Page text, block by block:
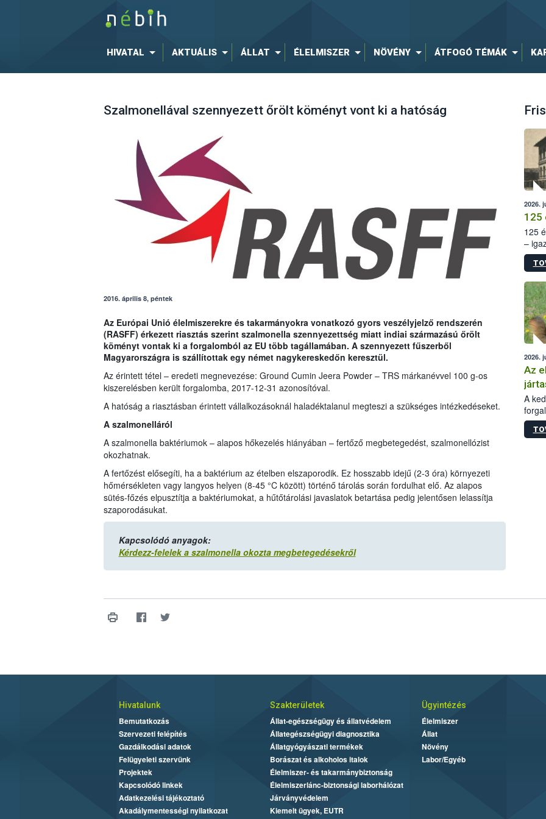
HIVATAL AKTUÁLIS ÁLLAT ÉLELMISZER NÖVÉNY ÁTFOGÓ TÉMÁK
Szalmonellával szennyezett őrölt köményt vont ki a hatóság
2016. április 8, péntek
Az Európai Unió élelmiszerekre és takarmányokra vonatkozó gyors veszélyjelző rendszerén
(RASFF) érkezett riasztás szerint szalmonella szennyezettség miatt indiai származású őrölt
köményt vontak ki a forgalomból az EU több tagállamában. A szennyezett fűszerből
Magyarországra is szállítottak egy német nagykereskedőn keresztül.
Az érintett tétel – eredeti megnevezése: Ground Cumin Jeera Powder – TRS márkanévvel 100 g-os
kiszerelésben került forgalomba, 2017-12-31 azonosítóval.
A hatóság a riasztásban érintett vállalkozásoknál haladéktalanul megteszi a szükséges intézkedéseket.
A szalmonelláról
A szalmonella baktériumok – alapos hőkezelés hiányában – fertőző megbetegedést, szalmonellózist
okozhatnak.
A fertőzést elősegíti, ha a baktérium az ételben elszaporodik. Ez hosszabb idejű (2-3 óra) környezeti
hőmérsékleten vagy langyos helyen (8-45 °C között) történő tárolás során fordulhat elő. Az alapos
sütés-főzés elpusztítja a baktériumokat, a hűtőtárolási javaslatok betartása pedig jelentősen lelassítja
szaporodásukat.
Kapcsolódó anyagok:
Kérdezz-felelek a szalmonella okozta megbetegedésekről
2026.
125
125
–
15.
2026.
Az
A
Hivatalunk
Bemutatkozás
Szervezeti felépítés
Gazdálkodási adatok
Felügyeleti szervünk
Projektek
Kapcsolódó linkek
Adatkezelési tájékoztató
Akadálymentességi nyilatkozat
Szakterületek
Állat-egészségügy és állatvédelem
Állategészségügyi diagnosztika
Állatgyógyászati termékek
Borászat és alkoholos italok
Élelmiszer- és takarmánybiztonság
Élelmiszerlánc-biztonsági laborhálózat
Járványvédelem
Kiemelt ügyek, EUTR
Ügyintézés
Élelmiszer
Állat
Növény
Labor/Egyéb